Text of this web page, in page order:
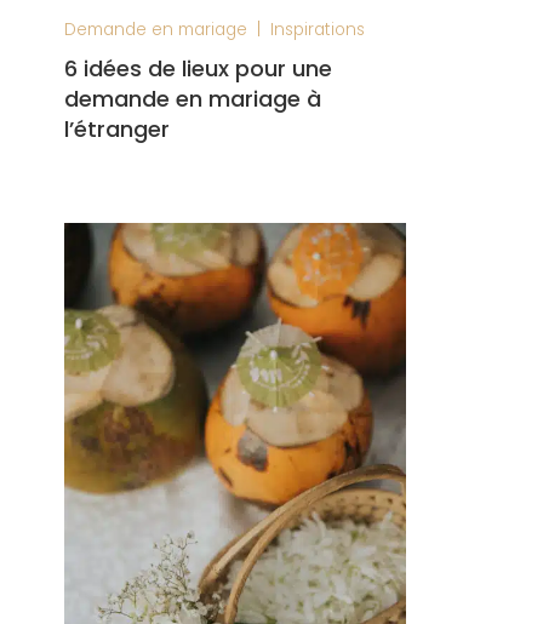
Demande en mariage | Inspirations
6 idées de lieux pour une
demande en mariage à
l’étranger